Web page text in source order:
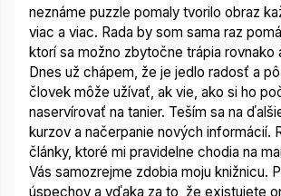
neznáme puzzle pomaly tvorilo obraz
viac a viac. Rada by som sama raz
ktorí sa možno zbytočne trápia rovnako
Dnes už chápem, že je jedlo radosť a
človek môže užívať, ak vie, ako si ho
naservírovať na tanier. Teším sa na
kurzov a načerpanie nových informácií.
články, ktoré mi pravidelne chodia na
Vás samozrejme zdobia moju knižnicu.
úspechov a vďaka za to, že existujete